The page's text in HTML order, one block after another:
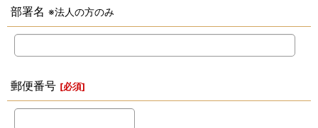
部署名 ※法人の方のみ
郵便番号 [必須]